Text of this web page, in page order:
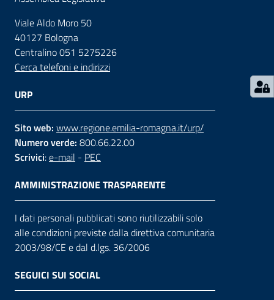
Contatti
su
Viale Aldo Moro 50
40127 Bologna
Centralino 051 5275226
Cerca telefoni e indirizzi
URP
Sito web: www.regione.emilia-romagna.it/urp/
Numero verde: 800.66.22.00
Scrivici:e-mail - PEC
AMMINISTRAZIONE TRASPARENTE
I dati personali pubblicati sono riutilizzabili solo
alle condizioni previste dalla direttiva comunitaria
2003/98/CE e dal d.lgs. 36/2006
SEGUICI SUI SOCIAL